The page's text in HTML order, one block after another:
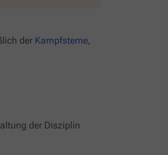
der Kampfsterne,
der Disziplin